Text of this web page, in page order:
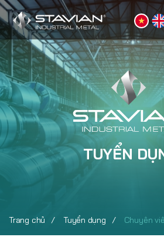
Trang chủ Tuyển dụng Chuyên
TUYỂN